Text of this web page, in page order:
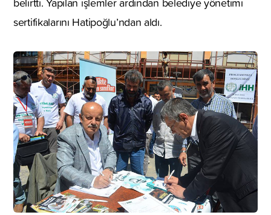
sertifikalarını Hatipoğlu’ndan aldı.